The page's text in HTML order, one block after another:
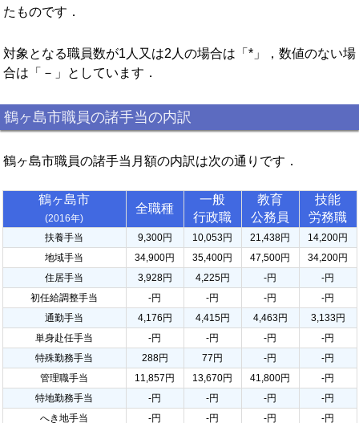
たものです．
対象となる職員数が1人又は2人の場合は「*」，数値のない場
合は「－」としています．
鶴ヶ島市職員の諸手当の内訳
鶴ヶ島市職員の諸手当月額の内訳は次の通りです．
鶴ヶ島市
(2016年)
全職種
一般
行政職
教育
公務員
技能
労務職
扶養手当 9,300円 10,053円 21,438円
14,200円
地域手当
34,900円 35,400円 47,500円
34,200円
住居手当
3,928円 4,225円 -円
-円
初任給調整手当
-円 -円 -円
-円
通勤手当
4,176円 4,415円 4,463円
3,133円
単身赴任手当
-円 -円 -円
-円
特殊勤務手当
288円 77円 -円
-円
管理職手当
11,857円 13,670円 41,800円
-円
特地勤務手当
-円 -円 -円
-円
へき地手当
-円 -円 -円
-円